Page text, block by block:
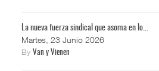
La nueva fuerza sindical que asoma en lo...
Martes, 23 Junio 2026
ByVan y Vienen